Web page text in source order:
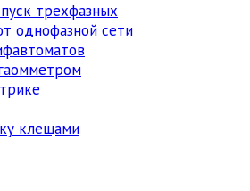
трехфазных
однофазной сети
клещами